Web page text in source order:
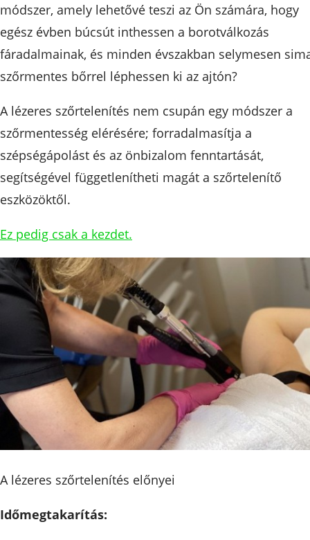
módszer, amely lehetővé teszi az Ön számára, hogy
egész évben búcsút inthessen a borotválkozás
fáradalmainak, és minden évszakban selymesen
szőrmentes bőrrel léphessen ki az ajtón?
A lézeres szőrtelenítés nem csupán egy módszer a
szőrmentesség elérésére; forradalmasítja a
szépségápolást és az önbizalom fenntartását,
segítségével függetlenítheti magát a szőrtelenítő
eszközöktől.
Ez pedig csak a kezdet.
A lézeres szőrtelenítés előnyei
Időmegtakarítás: